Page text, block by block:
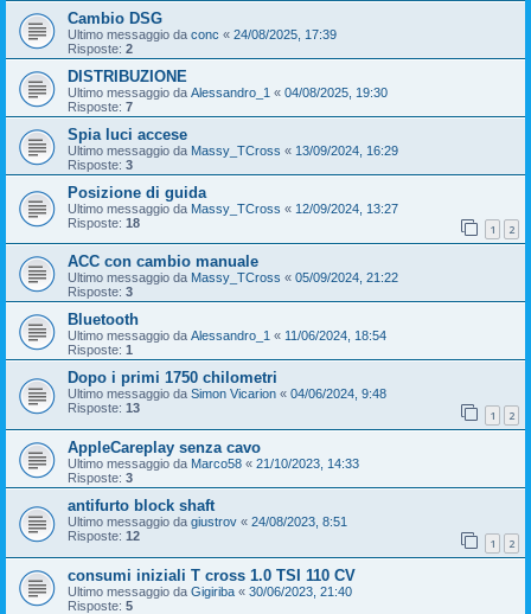
Cambio DSG
Ultimo messaggio da conc « 24/08/2025, 17:39
Risposte: 2
DISTRIBUZIONE
Ultimo messaggio da Alessandro_1 « 04/08/2025, 19:30
Risposte: 7
Spia luci accese
Ultimo messaggio da Massy_TCross « 13/09/2024, 16:29
Risposte: 3
Posizione di guida
Ultimo messaggio da Massy_TCross « 12/09/2024, 13:27
Risposte: 18 1 2
ACC con cambio manuale
Ultimo messaggio da Massy_TCross « 05/09/2024, 21:22
Risposte: 3
Bluetooth
Ultimo messaggio da Alessandro_1 « 11/06/2024, 18:54
Risposte: 1
Dopo i primi 1750 chilometri
Ultimo messaggio da Simon Vicarion « 04/06/2024, 9:48
Risposte: 13 1 2
AppleCareplay senza cavo
Ultimo messaggio da Marco58 « 21/10/2023, 14:33
Risposte: 3
antifurto block shaft
Ultimo messaggio da giustrov « 24/08/2023, 8:51
Risposte: 12 1 2
consumi iniziali T cross 1.0 TSI 110 CV
Ultimo messaggio da Gigiriba « 30/06/2023, 21:40
Risposte: 5